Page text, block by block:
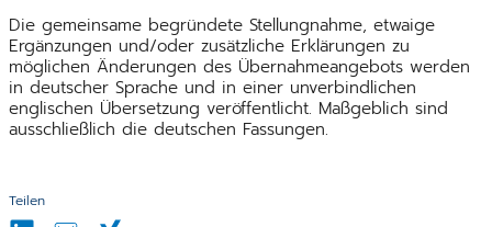
Teilen
Die gemeinsame begründete Stellungnahme, etwaige
Ergänzungen und/oder zusätzliche Erklärungen zu
möglichen Änderungen des Übernahmeangebots werden
in deutscher Sprache und in einer unverbindlichen
englischen Übersetzung veröffentlicht. Maßgeblich sind
ausschließlich die deutschen Fassungen.